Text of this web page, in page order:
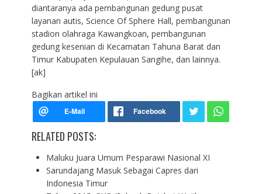
diantaranya ada pembangunan gedung pusat
layanan autis, Science Of Sphere Hall, pembangunan
stadion olahraga Kawangkoan, pembangunan
gedung kesenian di Kecamatan Tahuna Barat dan
Timur Kabupaten Kepulauan Sangihe, dan lainnya.
[ak]
Bagikan artikel ini
RELATED POSTS:
Maluku Juara Umum Pesparawi Nasional XI
Sarundajang Masuk Sebagai Capres dari
Indonesia Timur